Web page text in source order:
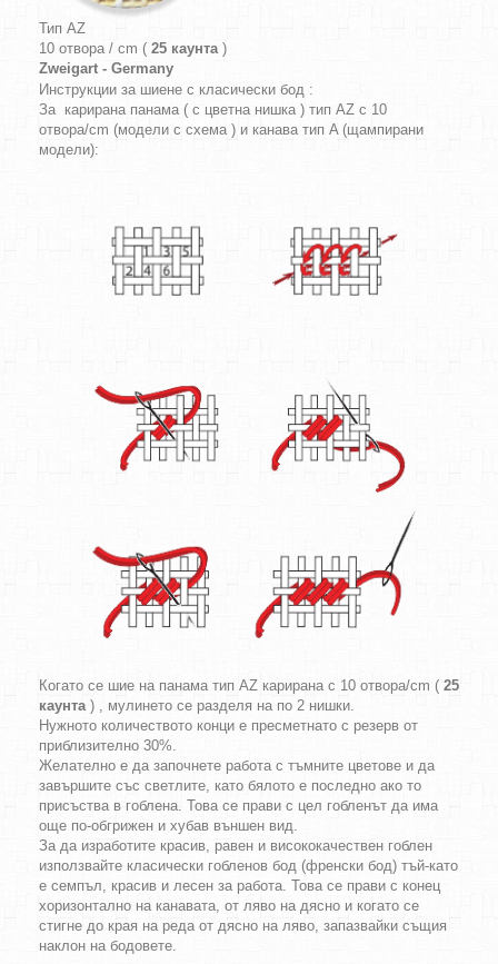
Тип AZ
10 отвора / cm ( 25 каунта)
Zweigart - Germany
Инструкции за шиене с класически бод :
За карирана панама ( с цветна нишка ) тип AZ с 10
отвора/cm (модели с схема ) и канава тип A (щампирани
модели):
Когато се шие на панама тип AZ карирана с 10 отвора/cm ( 25
каунта) , мулинето се разделя на по 2 нишки.
Нужното количеството конци е пресметнато с резерв от
приблизително 30%.
Желателно е да започнете работа с тъмните цветове и да
завършите със светлите, като бялото е последно ако то
присъства в гоблена. Това се прави с цел гобленът да има
още по-обгрижен и хубав външен вид.
За да изработите красив, равен и висококачествен гоблен
използвайте класически гобленов бод (френски бод) тъй-като
е семпъл, красив и лесен за работа. Това се прави с конец
хоризонтално на канавата, от ляво на дясно и когато се
стигне до края на реда от дясно на ляво, запазвайки същия
наклон на бодовете.